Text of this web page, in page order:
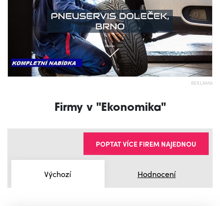
REKLAMA
Firmy v "Ekonomika"
Výchozí Hodnocení
POPTAT VÍCE FIREM NAJEDNOU